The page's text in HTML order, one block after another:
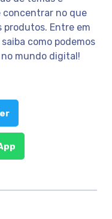
concentrar no que
produtos. Entre em
como podemos
mundo digital!